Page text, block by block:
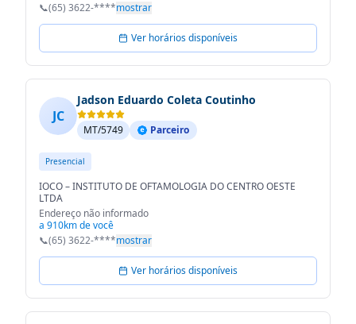
📞(65) 3622-****mostrar
Ver horários disponíveis
JC
Jadson Eduardo Coleta Coutinho
MT/5749 Parceiro
Presencial
IOCO – INSTITUTO DE OFTAMOLOGIA DO CENTRO OESTE
LTDA
Endereço não informado
a 910km de você
📞(65) 3622-****mostrar
Ver horários disponíveis